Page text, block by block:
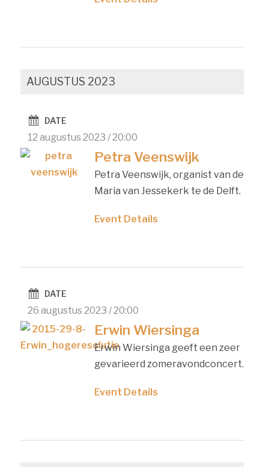
AUGUSTUS 2023
DATE
12 augustus 2023 / 20:00
Petra Veenswijk
Petra Veenswijk, organist van de
Maria van Jessekerk te de Delft.
Event Details
DATE
26 augustus 2023 / 20:00
Erwin Wiersinga
Erwin Wiersinga geeft een zeer
gevarieerd zomeravondconcert.
Event Details